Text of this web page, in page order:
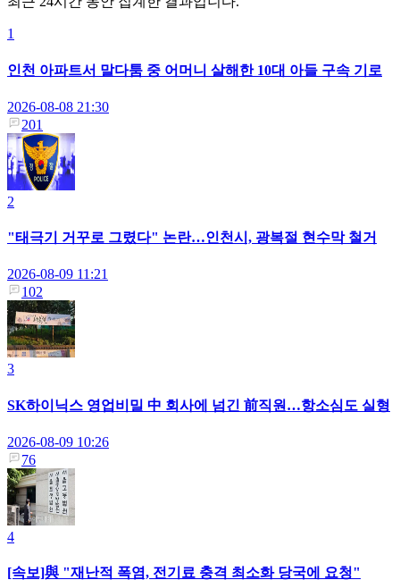
1
인천 아파트서 말다툼 중 어머니 살해한 10대 아들 구속 기로
2026-08-08 21:30
201
2
"태극기 거꾸로 그렸다" 논란…인천시, 광복절 현수막 철거
2026-08-09 11:21
102
3
SK하이닉스 영업비밀 中 회사에 넘긴 前직원…항소심도 실형
2026-08-09 10:26
76
4
[속보]與 "재난적 폭염, 전기료 충격 최소화 당국에 요청"